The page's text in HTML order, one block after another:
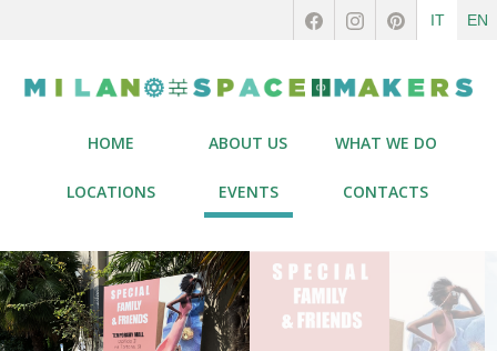
IT EN
HOME ABOUT US WHAT WE DO
LOCATIONS EVENTS CONTACTS